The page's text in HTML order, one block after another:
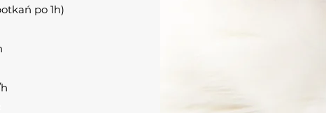
po 1h)